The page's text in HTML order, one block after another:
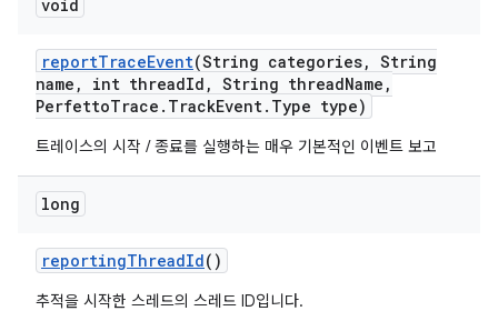
void
reportTraceEvent(String categories, String
name , int threadId , String threadName ,
PerfettoTrace . TrackEvent. Type type)
트레이스의 시작 / 종료를 실행하는 매우 기본적인 이벤트 보고
long
reportingThreadId()
추적을 시작한 스레드의 스레드 ID입니다.